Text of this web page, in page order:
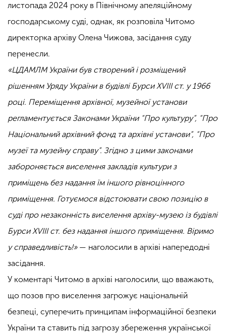
листопада 2024 року в Північному апеляційному
господарському суді, однак, як розповіла Читомо
директорка архіву Олена Чижова, засідання суду
перенесли.
«ЦДАМЛМ України був створений і розміщений
рішенням Уряду України в будівлі Бурси XVIII ст. у 1966
році. Переміщення архівної, музейної установи
регламентується Законами України “Про культуру”, “Про
Національний архівний фонд та архівні установи”, “Про
музеї та музейну справу”. Згідно з цими законами
забороняється виселення закладів культури з
приміщень без надання їм іншого рівноцінного
приміщення. Готуємося відстоювати свою позицію в
суді про незаконність виселення архіву-музею із будівлі
Бурси XVIII ст. без надання іншого приміщення. Віримо
у справедливість!»— наголосили в архіві напередодні
засідання.
У коментарі Читомо в архіві наголосили, що вважають,
що позов про виселення загрожує національній
безпеці, суперечить принципам інформаційної безпеки
України та ставить під загрозу збереження української